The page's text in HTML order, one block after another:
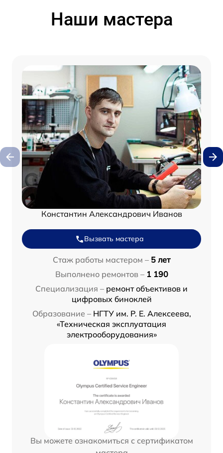
Наши мастера
Константин Александрович Иванов
Вызвать мастера
Стаж работы мастером – 5 лет
Выполнено ремонтов – 1 190
Специализация – ремонт объективов и
цифровых биноклей
Образование – НГТУ им. Р. Е. Алексеева,
«Техническая эксплуатация
электрооборудования»
Вы можете ознакомиться с сертификатом